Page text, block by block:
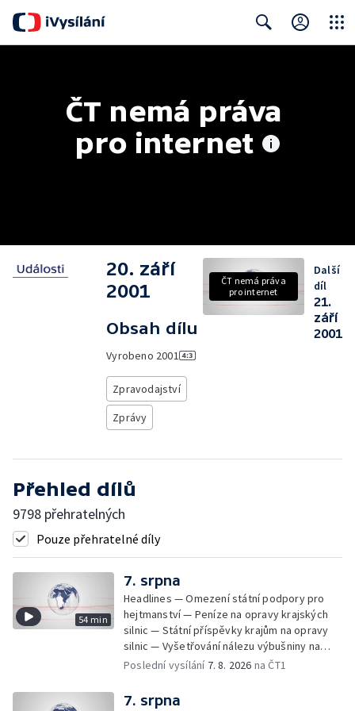
ČT nemá práva
pro internet
20. září
2001
Obsah dílu
Vyrobeno 2001
Zpravodajství
Zprávy
ČT nemá práva
pro internet
Další
díl
21.
září
2001
Přehled dílů
9798 přehratelných
Pouze přehratelné díly
54 min
7. srpna
Headlines — Omezení státní podpory pro
hejtmanství — Peníze na opravy krajských
silnic — Státní příspěvky krajům na opravy
silnic — Vyšetřování nálezu výbušniny na
letišti v Lipsku — Pasové kontroly spojů mezi
budovy ve Zlíně — Pohřeb Milana Knížáka —
Poslední vysílání 7. 8. 2026 na ČT1
7. srpna